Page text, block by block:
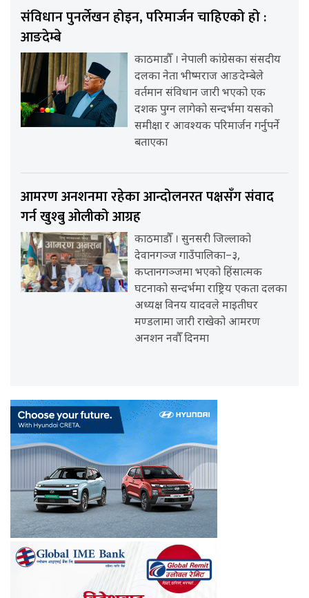
संविधान पुनर्लेखन होइन, परिमार्जन चाहिएको हो :
आङदेम्बे
काठमाडौँ । नेपाली कांग्रेसका संसदीय
दलका नेता भीष्मराज आङदेम्बेले
वर्तमान संविधान जारी भएको एक
दशक पुग्न लागेको सन्दर्भमा यसको
समीक्षा र आवश्यक परिमार्जन गर्नुपर्ने
बताएका
आमरण अनशनमा रहेका आन्दोलनरत पक्षसँग संवाद
गर्न खुश्बु ओलीको आग्रह
काठमाडौँ । सुनसरी जिल्लाको
देवानगञ्ज गाउँपालिका–३,
कप्तानगञ्जमा भएको हिंसात्मक
घटनाको सन्दर्भमा राष्ट्रिय एकता दलका
अध्यक्ष विनय यादवले माइतीघर
मण्डलामा जारी राखेको आमरण
अनशन नवौँ दिनमा